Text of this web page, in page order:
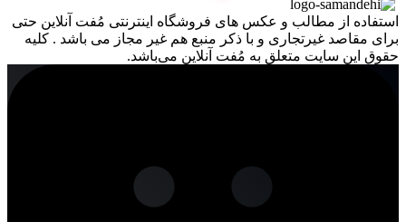
استفاده از مطالب و عکس های فروشگاه اینترنتی مُفت آنلاین حتی
برای مقاصد غیرتجاری و با ذکر منبع هم غیر مجاز می باشد . کلیه
حقوق این سایت متعلق به مُفت آنلاین می‌باشد.